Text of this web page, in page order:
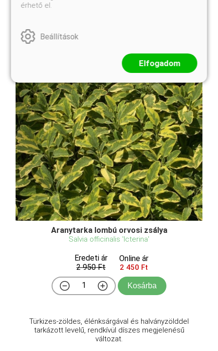
Az előző faj aranysárga lombú változata, mely
'Aurea') egy kedvelt pozsgás növény, amely a
kőrisfélék családjába tartozik. Kicsi, sűrű, aranysárga
Aranytarka lombú orvosi zsálya
Salvia officinalis 'Icterina'
Eredeti ár
2 950 Ft
Online ár
2 450 Ft
Kosárba
Türkizes-zöldes, élénksárgával és halványzölddel
tarkázott levelű, rendkívül díszes megjelenésű
változat.
érhető el.
Beállítások
Elfogadom